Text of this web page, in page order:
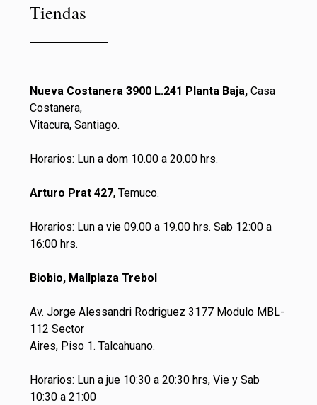
Tiendas
Nueva Costanera 3900 L.241 Planta Baja, Casa
Costanera,
Vitacura, Santiago.
Horarios: Lun a dom 10.00 a 20.00 hrs.
Arturo Prat 427, Temuco.
Horarios: Lun a vie 09.00 a 19.00 hrs. Sab 12:00 a
16:00 hrs.
Biobio, Mallplaza Trebol
Av. Jorge Alessandri Rodriguez 3177 Modulo MBL-
112 Sector
Aires, Piso 1. Talcahuano.
Horarios: Lun a jue 10:30 a 20:30 hrs, Vie y Sab
10:30 a 21:00